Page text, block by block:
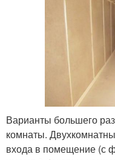
Варианты большего
комнаты.
входа в помещение (с